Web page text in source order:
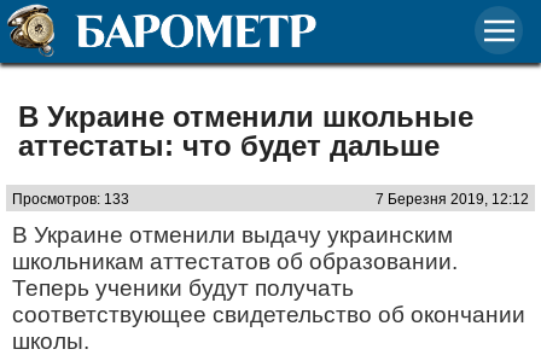
В Украине отменили школьные
аттестаты: что будет дальше
Просмотров: 133 7 Березня 2019, 12:12
В Украине отменили выдачу украинским
школьникам аттестатов об образовании.
Теперь ученики будут получать
соответствующее свидетельство об окончании
школы.